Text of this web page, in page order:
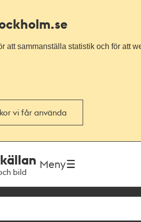
att sammanställa statistik och för att
vi får använda
bild
Meny